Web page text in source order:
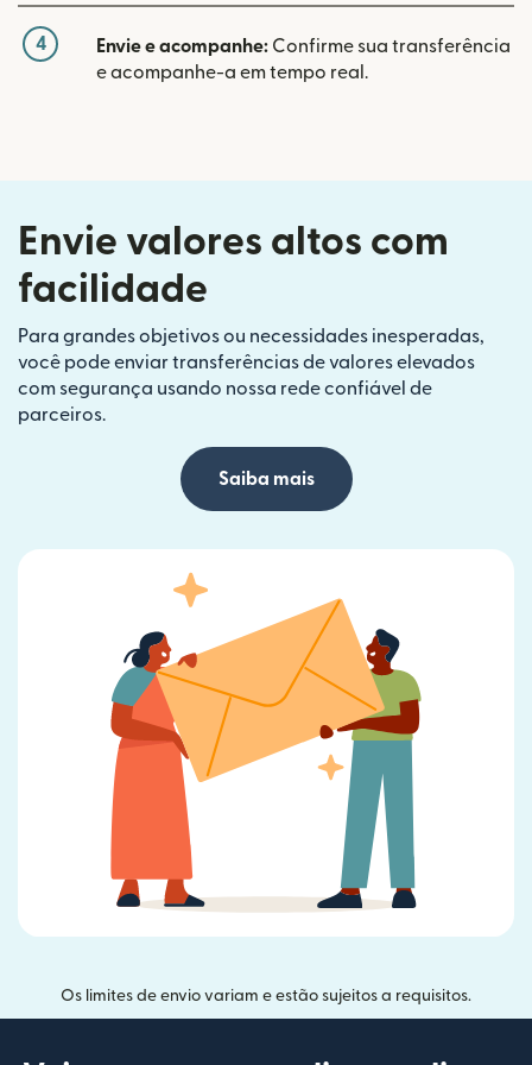
4 Envie e acompanhe: Confirme sua transferência
e acompanhe-a em tempo real.
Envie valores altos com
facilidade
Para grandes objetivos ou necessidades inesperadas,
você pode enviar transferências de valores elevados
com segurança usando nossa rede confiável de
parceiros.
Saiba mais
Os limites de envio variam e estão sujeitos a requisitos.